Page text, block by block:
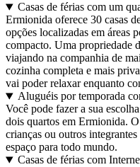
Casas de férias com um
Ermionida oferece 30 casas
opções localizadas em áreas
compacto. Uma propriedade
viajando na companhia de
cozinha completa e mais
vai poder relaxar enquanto
Aluguéis por temporada
Você pode fazer a sua
dois quartos em Ermionida.
crianças ou outros
espaço para todo mundo.
Casas de férias com